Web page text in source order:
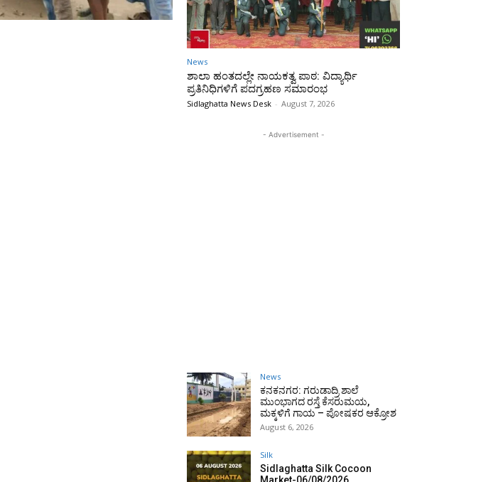
News
ಶಾಲಾ ಹಂತದಲ್ಲೇ ನಾಯಕತ್ವ ಪಾಠ: ವಿದ್ಯಾರ್ಥಿ
ಪ್ರತಿನಿಧಿಗಳಿಗೆ ಪದಗ್ರಹಣ ಸಮಾರಂಭ
Sidlaghatta News Desk - August 7, 2026
- Advertisement -
News
ಕನಕನಗರ: ಗರುಡಾದ್ರಿ ಶಾಲೆ
ಮುಂಭಾಗದ ರಸ್ತೆ ಕೆಸರುಮಯ,
ಮಕ್ಕಳಿಗೆ ಗಾಯ – ಪೋಷಕರ ಆಕ್ರೋಶ
August 6, 2026
Silk
Sidlaghatta Silk Cocoon